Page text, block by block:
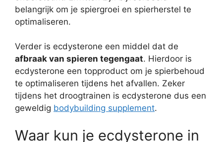
belangrijk om je spiergroei en spierherstel te
optimaliseren.
Verder is ecdysterone een middel dat de
afbraak van spieren tegengaat. Hierdoor is
ecdysterone een topproduct om je spierbehoud
te optimaliseren tijdens het afvallen. Zeker
tijdens het droogtrainen is ecdysterone dus een
geweldig bodybuilding supplement.
Waar kun je ecdysterone in